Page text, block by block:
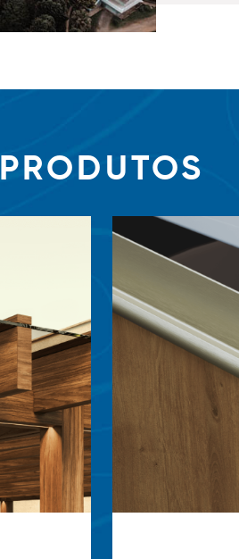
PRODUTOS